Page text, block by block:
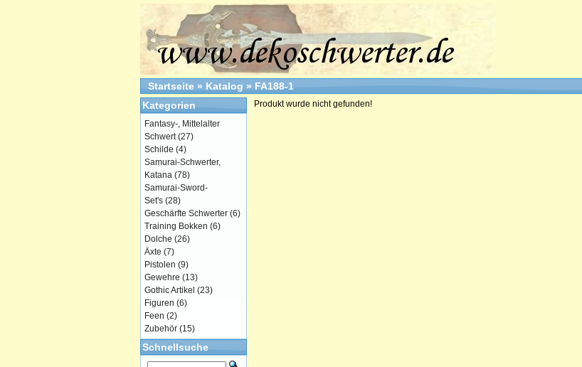
Startseite » Katalog » FA188-1
Produkt wurde nicht gefunden!
Kategorien
Fantasy-, Mittelalter
Schwert(27)
Schilde (4)
Samurai-Schwerter,
Katana (78)
Samurai-Sword-
Set's (28)
Geschärfte Schwerter (6)
Training Bokken (6)
Dolche (26)
Äxte (7)
Pistolen (9)
Gewehre (13)
Gothic Artikel (23)
Figuren (6)
Feen (2)
Zubehör (15)
Schnellsuche